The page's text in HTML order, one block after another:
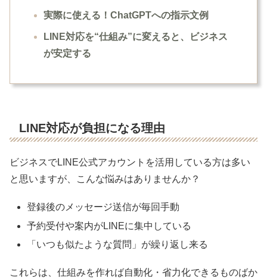
実際に使える！ChatGPTへの指示文例
LINE対応を“仕組み”に変えると、ビジネス
が安定する
LINE対応が負担になる理由
ビジネスでLINE公式アカウントを活用している方は多い
と思いますが、こんな悩みはありませんか？
登録後のメッセージ送信が毎回手動
予約受付や案内がLINEに集中している
「いつも似たような質問」が繰り返し来る
これらは、仕組みを作れば自動化・省力化できるものばか